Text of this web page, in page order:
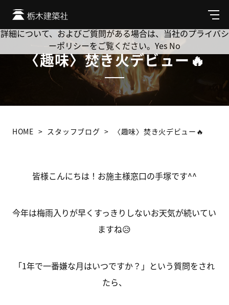
メ
ニ
ュ
〈趣味〉焚き火デビュー🔥
HOME スタッフブログ 〈趣味〉焚き火デビュー🔥
皆様こんにちは！お施主様窓口の手塚です^^
今年は梅雨入りが早くすっきりしないお天気が続いてい
ますね😥
「1年で一番嫌な月はいつですか？」という質問をされ
たら、
Cookie を使用して、お客様の活動を追跡してもよろしいです
か? 当社ではお客様のプライバシーを極めて重視しています。
詳細について、およびご質問がある場合は、当社のプライバシ
ーポリシーをご覧ください。 Yes No